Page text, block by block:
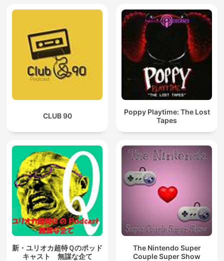
CLUB 90
Poppy Playtime: The Lost
Tapes
新・ユリオカ超特Ｑのポッド
キャスト 無謀な企て
The Nintendo Super
Couple Super Show